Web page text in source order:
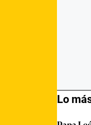
Lo